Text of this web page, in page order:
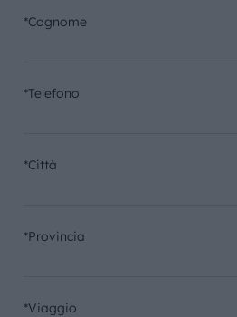
*Cognome
*Telefono
*Città
*Provincia
*Viaggio